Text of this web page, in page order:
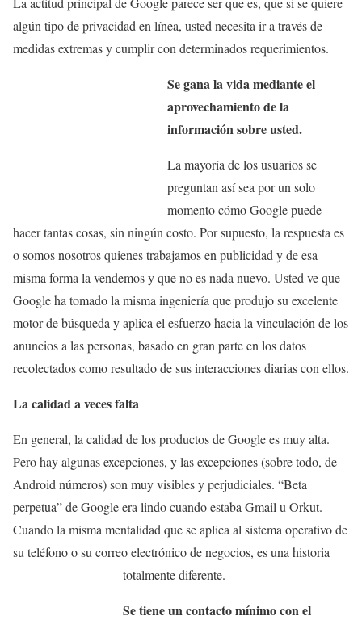
algún tipo de privacidad en línea, usted necesita ir a través de
medidas extremas y cumplir con determinados requerimientos.
Se gana la vida mediante el
aprovechamiento de la
información sobre usted.
La mayoría de los usuarios se
preguntan así sea por un solo
momento cómo Google puede
hacer tantas cosas, sin ningún costo. Por supuesto, la respuesta es
o somos nosotros quienes trabajamos en publicidad y de esa
misma forma la vendemos y que no es nada nuevo. Usted ve que
Google ha tomado la misma ingeniería que produjo su excelente
motor de búsqueda y aplica el esfuerzo hacia la vinculación de los
anuncios a las personas, basado en gran parte en los datos
recolectados como resultado de sus interacciones diarias con ellos.
La calidad a veces falta
En general, la calidad de los productos de Google es muy alta.
Pero hay algunas excepciones, y las excepciones (sobre todo, de
Android números) son muy visibles y perjudiciales. “Beta
perpetua” de Google era lindo cuando estaba Gmail u Orkut.
Cuando la misma mentalidad que se aplica al sistema operativo de
su teléfono o su correo electrónico de negocios, es una historia
totalmente diferente.
Se tiene un contacto mínimo con el